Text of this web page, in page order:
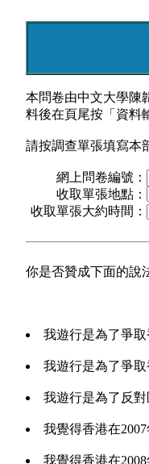
本問卷由中文大學陳
料後在頁尾按「資料
請按調查單張填寫本
網上問卷編號：
收取單張地點：
收取單張大約時間：
你是否贊成下面的說
我遊行是為了爭
我遊行是為了爭
我遊行是為了反對
我覺得香港在
我覺得香港在